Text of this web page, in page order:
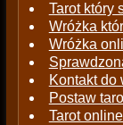
Tarot który
Wróżka
Wróżka
Kontakt do
Postaw
Tarot